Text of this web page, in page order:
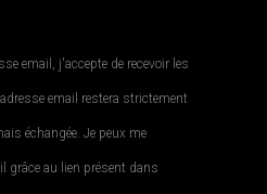
email, j'accepte de recevoir les
email restera strictement
échangée. Je peux me
grâce au lien présent dans